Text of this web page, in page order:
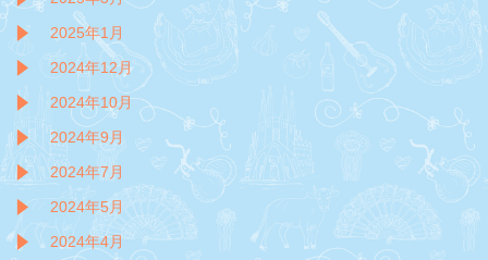
2025年1月
2024年12月
2024年10月
2024年9月
2024年7月
2024年5月
2024年4月